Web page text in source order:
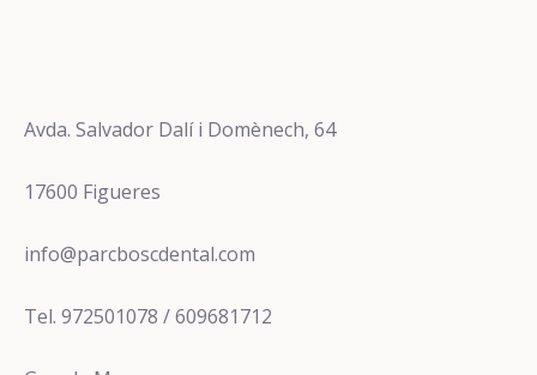
Avda. Salvador Dalí i Domènech, 64
17600 Figueres
info@parcboscdental.com
Tel. 972501078 / 609681712